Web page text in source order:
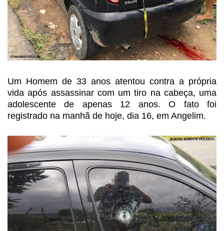
Um Homem de 33 anos atentou contra a própria
vida após assassinar com um tiro na cabeça, uma
adolescente de apenas 12 anos. O fato foi
registrado na manhã de hoje, dia 16, em Angelim.